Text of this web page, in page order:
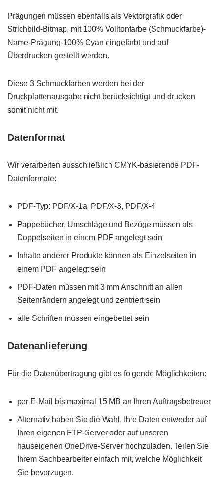
Prägungen müssen ebenfalls als Vektorgrafik oder
Strichbild-Bitmap, mit 100% Volltonfarbe (Schmuckfarbe)-
Name-Prägung-100% Cyan eingefärbt und auf
Überdrucken gestellt werden.
Diese 3 Schmuckfarben werden bei der
Druckplattenausgabe nicht berücksichtigt und drucken
somit nicht mit.
Datenformat
Wir verarbeiten ausschließlich CMYK-basierende PDF-
Datenformate:
PDF-Typ: PDF/X-1a, PDF/X-3, PDF/X-4
Pappebücher, Umschläge und Bezüge müssen als
Doppelseiten in einem PDF angelegt sein
Inhalte anderer Produkte können als Einzelseiten in
einem PDF angelegt sein
PDF-Daten müssen mit 3 mm Anschnitt an allen
Seitenrändern angelegt und zentriert sein
alle Schriften müssen eingebettet sein
Datenanlieferung
Für die Datenübertragung gibt es folgende Möglichkeiten:
per E-Mail bis maximal 15 MB an Ihren Auftragsbetreuer
Alternativ haben Sie die Wahl, Ihre Daten entweder auf
Ihren eigenen FTP-Server oder auf unseren
hauseigenen OneDrive-Server hochzuladen. Teilen Sie
Ihrem Sachbearbeiter einfach mit, welche Möglichkeit
Sie bevorzugen.